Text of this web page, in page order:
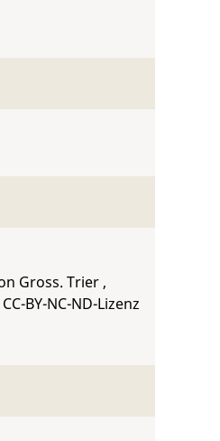
Gross. Trier ,
BY-NC-ND-Lizenz